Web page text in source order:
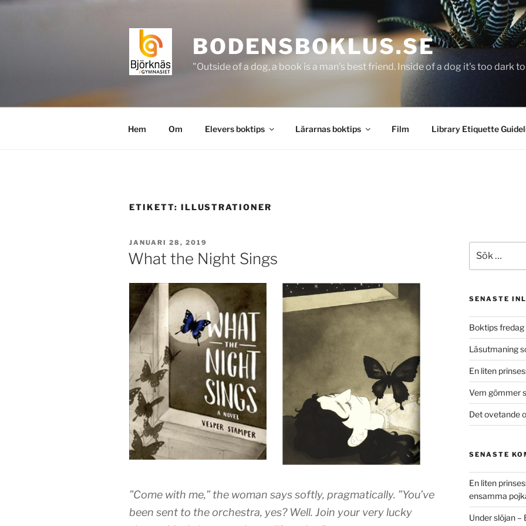
Hoppa
BODENSBOKLUS.SE
"Outside of a dog, a book is a man's best friend. Inside of a dog it's too dark
Hem Om Elevers boktips Lärarnas boktips Film Library Etiquette
ETIKETT: ILLUSTRATIONER
PUBLICERAT
JANUARI 28, 2019
What the Night Sings
”Come with me,” the woman says softly, pragmatically. ”You’ve
been sent to the orchestra, yes? Well. Join your very lucky
efter:
SENASTE
Boktips fredag
Läsutmaning
En liten
Vem gömmer
Det ovetande
SENASTE
En liten
ensamma
Under slöjan –